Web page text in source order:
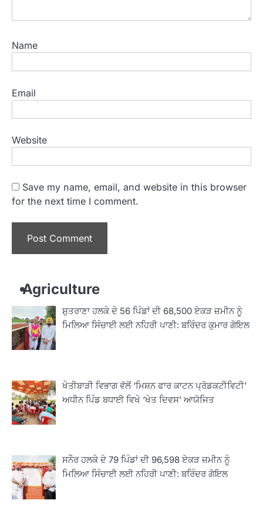
Name
Email
Website
Save my name, email, and website in this browser
for the next time I comment.
Agriculture
ਸ਼ੁਤਰਾਣਾ ਹਲਕੇ ਦੇ 56 ਪਿੰਡਾਂ ਦੀ 68,500 ਏਕੜ ਜ਼ਮੀਨ ਨੂੰ
ਮਿਲਿਆ ਸਿੰਚਾਈ ਲਈ ਨਹਿਰੀ ਪਾਣੀ: ਬਰਿੰਦਰ ਕੁਮਾਰ ਗੋਇਲ
ਖੇਤੀਬਾੜੀ ਵਿਭਾਗ ਵੱਲੋਂ ‘ਮਿਸ਼ਨ ਫਾਰ ਕਾਟਨ ਪ੍ਰੋਡਕਟੀਵਿਟੀ’
ਅਧੀਨ ਪਿੰਡ ਬਧਾਈ ਵਿਖੇ ‘ਖੇਤ ਦਿਵਸ’ ਆਯੋਜਿਤ
ਸਨੌਰ ਹਲਕੇ ਦੇ 79 ਪਿੰਡਾਂ ਦੀ 96,598 ਏਕੜ ਜ਼ਮੀਨ ਨੂੰ
ਮਿਲਿਆ ਸਿੰਚਾਈ ਲਈ ਨਹਿਰੀ ਪਾਣੀ: ਬਰਿੰਦਰ ਗੋਇਲ